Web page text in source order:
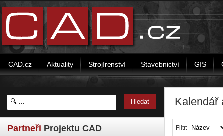
CAD.cz Aktuality Strojírenství Stavebnictví GIS
Partneři Projektu CAD
Kalendář
Filtr: